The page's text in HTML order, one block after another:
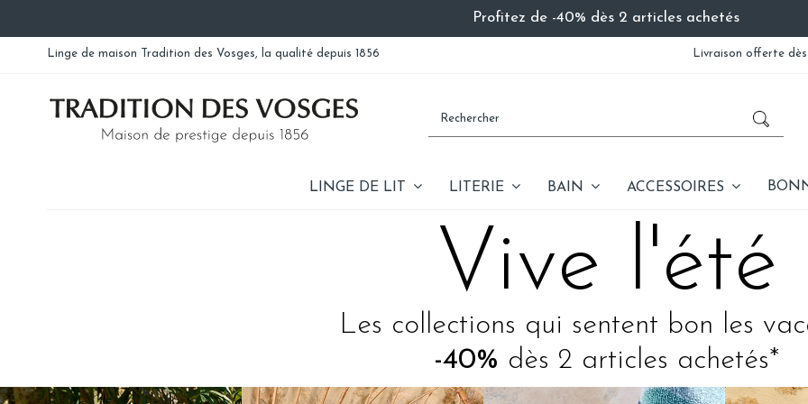
Profitez de -40% dès 2 articles achetés
Linge de maison Tradition des Vosges, la qualité depuis 1856 Livraison offerte
LINGE DE LIT LITERIE BAIN ACCESSOIRES
Vive l'été
Les collections qui sentent bon les
-40% dès 2 articles achetés*